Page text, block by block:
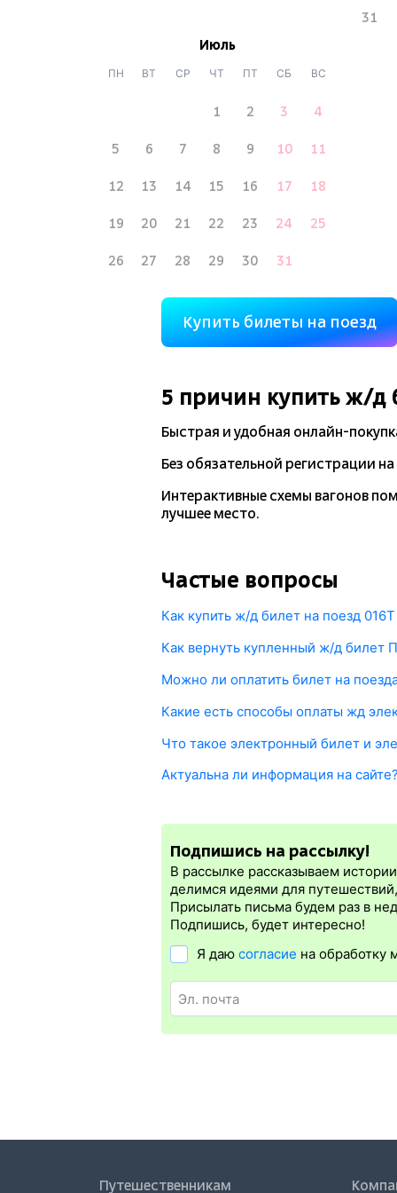
31
Июль
ПН ВТ СР ЧТ ПТ СБ ВС
1 2 3 4
5 6 7 8 9 10 11
12 13 14 15 16 17 18
19 20 21 22 23 24 25
26 27 28 29 30 31
Купить билеты на поезд
5 причин купить ж/д
Быстрая и удобная онлайн-
Без обязательной регистрации на
Интерактивные схемы вагонов
лучшее место.
Частые вопросы
Как купить ж/д билет на поезд
о наличии жд билетов и их цены.
2. Найдите поезд 016Т Жетису, либо
3. Оплатите жд билет онлайн одним из
в РЖД и ваш жд билет будет оформлен.
Как вернуть купленный ж/д билет
Если вы оплатили электронный билет
купленного жд билета удерживаются
сбор. Общие траты при сдаче билета
При возврате билета менее чем за 8
Можно ли оплатить билет на
Платежный шлюз был разработан с
Какие есть способы оплаты жд
и Visa, выпущенные в России. Также
оформить ж/д билет сейчас, а оплатить
Что такое электронный билет и
онлайн без участия кассира или
электронная регистрация.
Электронная регистрацияпроизводится
которая упрощает жизнь пассажиру.
билет на бланке.Электронная
железных дорог СНГ. Для посадки в
в электронном жд билете. А в случае
Актуальна ли информация на сайте?
Подпишись на рассылку!
В рассылке рассказываем
делимся идеями для
Присылать письма будем раз в
Подпишись, будет интересно!
Я даю согласие на обработку
Путешественникам